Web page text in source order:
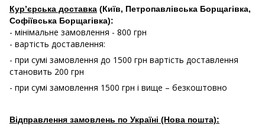
Кур’єрська доставка (Київ, Петропавлівська Борщагівка,
Софіївська Борщагівка):
- мінімальне замовлення - 800 грн
- вартість доставлення:
- при сумі замовлення до 1500 грн вартість доставлення
становить 200 грн
- при сумі замовлення 1500 грн і вище – безкоштовно
Відправлення замовлень по Україні (Нова пошта):